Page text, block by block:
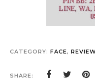
CATEGORY: FACE,
SHARE: